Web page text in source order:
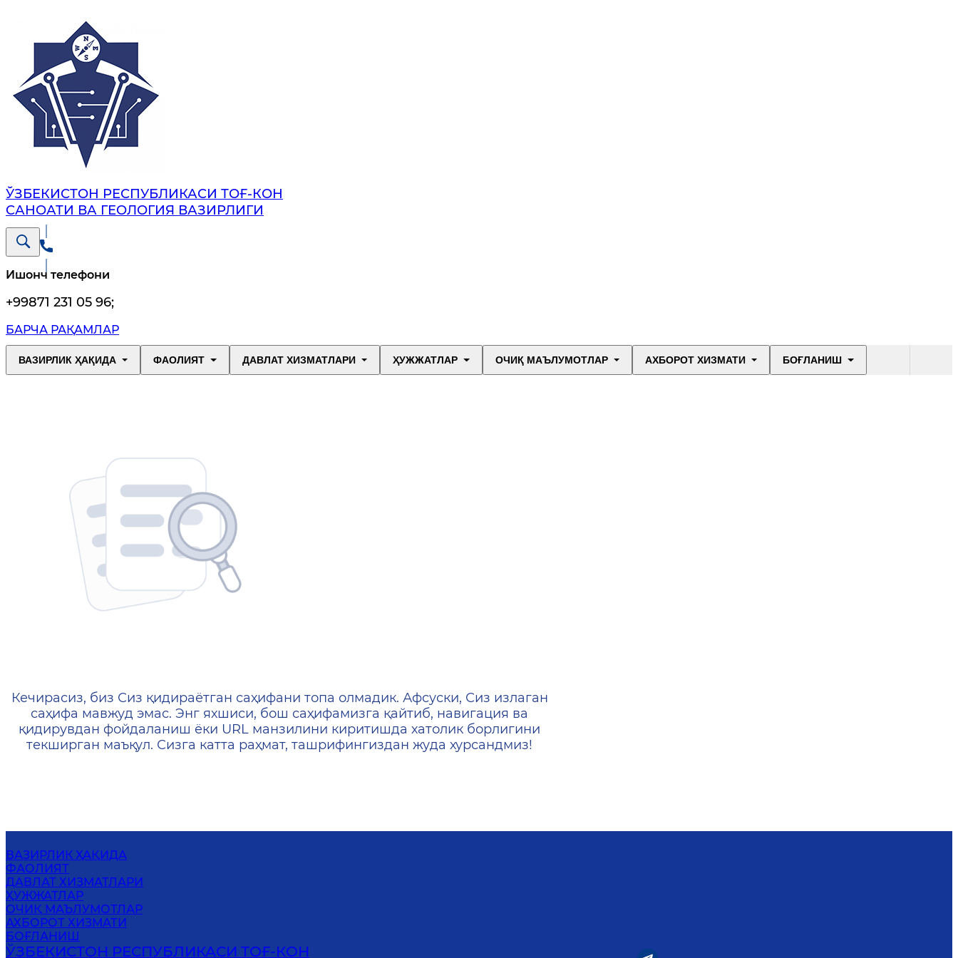
ЎЗБЕКИСТОН РЕСПУБЛИКАСИ ТОҒ-КОН
САНОАТИ ВА ГЕОЛОГИЯ ВАЗИРЛИГИ
Ишонч телефони
+99871 231 05 96;
БАРЧА РАҚАМЛАР
ВАЗИРЛИК ҲАҚИДА ФАОЛИЯТ ДАВЛАТ ХИЗМАТЛАРИ ҲУЖЖАТЛАР ОЧИҚ МАЪЛУМОТЛАР АХБОРОТ ХИЗМАТИ БОҒЛАНИШ
404 — Страница не найдена
Кечирасиз, биз Сиз қидираётган саҳифани топа олмадик. Афсуски, Сиз излаган
саҳифа мавжуд эмас. Энг яхшиси, бош саҳифамизга қайтиб, навигация ва
қидирувдан фойдаланиш ёки URL манзилини киритишда хатолик борлигини
текширган маъқул. Сизга катта раҳмат, ташрифингиздан жуда хурсандмиз!
ВАЗИРЛИК ҲАҚИДА
ФАОЛИЯТ
ДАВЛАТ ХИЗМАТЛАРИ
ҲУЖЖАТЛАР
ОЧИҚ МАЪЛУМОТЛАР
АХБОРОТ ХИЗМАТИ
БОҒЛАНИШ
ЎЗБЕКИСТОН РЕСПУБЛИКАСИ ТОҒ-КОН